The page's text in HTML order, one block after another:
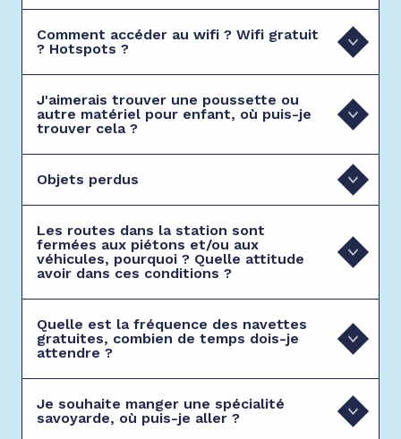
Comment accéder au wifi ? Wifi gratuit
? Hotspots ?
J'aimerais trouver une poussette ou
autre matériel pour enfant, où puis-je
trouver cela ?
Objets perdus
Les routes dans la station sont
fermées aux piétons et/ou aux
véhicules, pourquoi ? Quelle attitude
avoir dans ces conditions ?
Quelle est la fréquence des navettes
gratuites, combien de temps dois-je
attendre ?
Je souhaite manger une spécialité
savoyarde, où puis-je aller ?